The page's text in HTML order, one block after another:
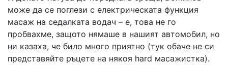
може да се поглези с електрическата функция
масаж на седалката водач – е, това не го
пробвахме, защото нямаше в нашият автомобил, но
ни казаха, че било много приятно (тук обаче не си
представяйте ръцете на някоя hard масажистка).